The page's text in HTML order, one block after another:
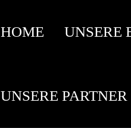
HOME UNSERE
UNSERE PARTNER